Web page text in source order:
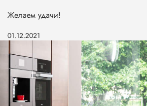
Желаем удачи!
01.12.2021